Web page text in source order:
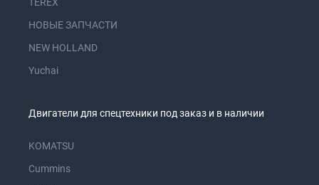
НОВЫЕ ЗАПЧАСТИ
NEW HOLLAND
Yuchai
Двигатели для спецтехники под заказ и в наличии
KOMATSU
Cummins